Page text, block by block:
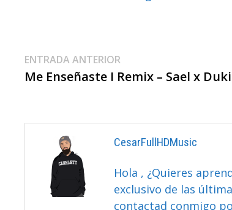
Navegación
De
ENTRADA ANTERIOR
anterior:
Me Enseñaste I Remix – Sael x Duki
CesarFullHDMusic
Hola , ¿Quieres
exclusivo de las
contactad conmigo